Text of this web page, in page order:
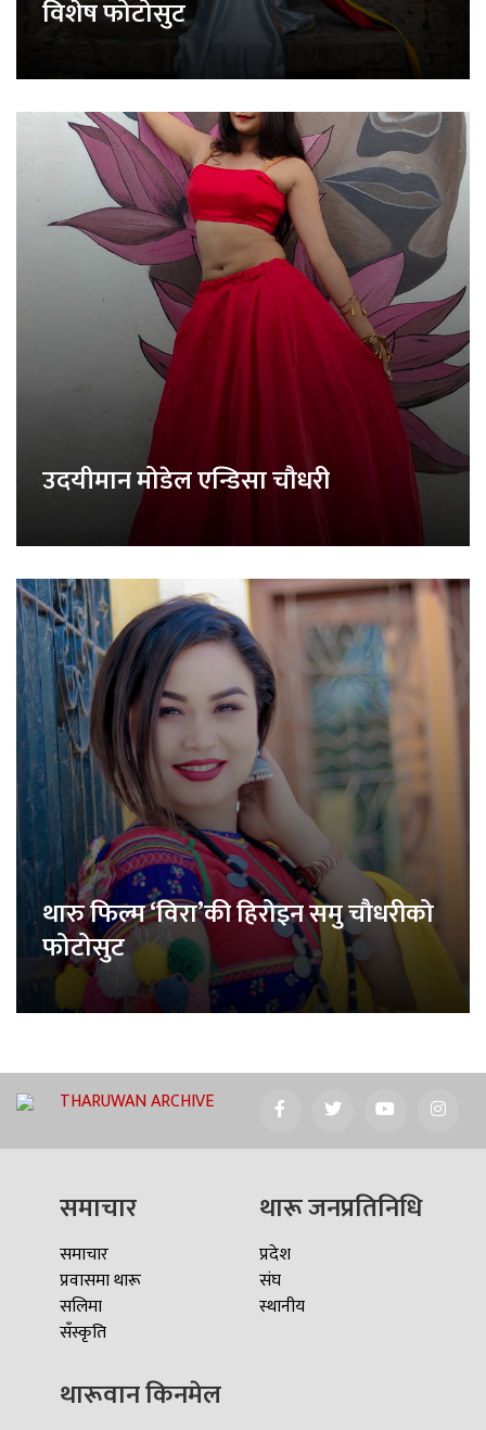
विशेष फोटोसुट
उदयीमान मोडेल एन्डिसा चौधरी
थारु फिल्म ‘विरा’की हिरोइन समु चौधरीको
फोटोसुट
THARUWAN ARCHIVE
समाचार
समाचार
प्रवासमा थारू
सलिमा
सँस्कृति
थारू जनप्रतिनिधि
प्रदेश
संघ
स्थानीय
थारूवान किनमेल